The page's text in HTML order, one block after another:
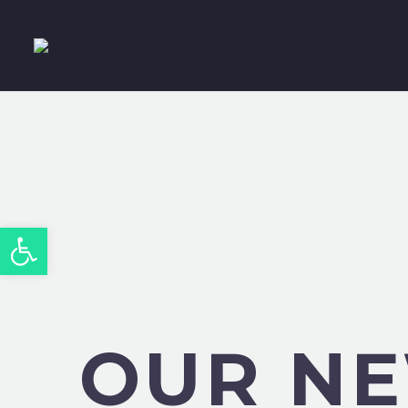
OUR
Abrir barra de herramientas